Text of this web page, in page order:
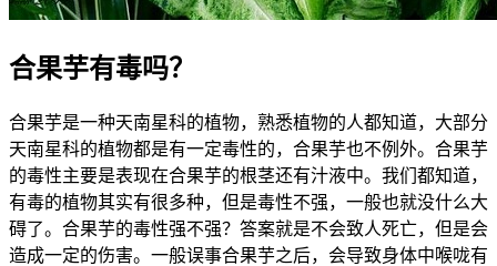
合果芋有毒吗？
合果芋是一种天南星科的植物，熟悉植物的人都知道，大部分
天南星科的植物都是有一定毒性的，合果芋也不例外。合果芋
的毒性主要是表现在合果芋的根茎还有汁液中。我们都知道，
有毒的植物其实有很多种，但是毒性不强，一般也就没什么大
碍了。合果芋的毒性强不强？答案就是不会致人死亡，但是会
造成一定的伤害。一般误事合果芋之后，会导致身体中喉咙有